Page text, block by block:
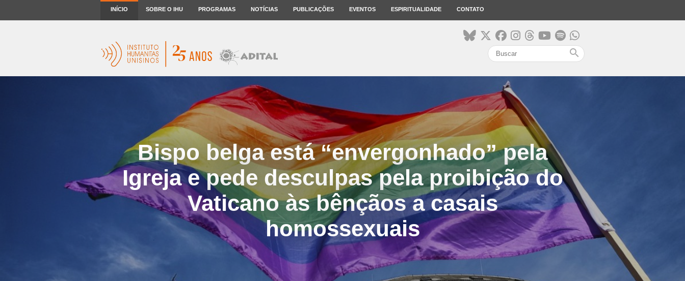
INÍCIO SOBRE O IHU PROGRAMAS NOTÍCIAS PUBLICAÇÕES EVENTOS ESPIRITUALIDADE CONTATO
search
Bispo belga está “envergonhado” pela
Igreja e pede desculpas pela proibição do
Vaticano às bênçãos a casais
homossexuais